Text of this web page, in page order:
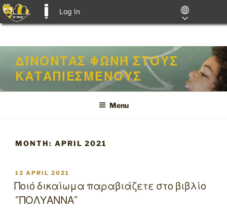
Log In
content
ΔΊΝΟΝΤΑΣ ΦΩΝΉ ΣΤΟΥΣ
ΚΑΤΑΠΙΕΣΜΈΝΟΥΣ
Menu
MONTH: APRIL 2021
POSTED
ON
12 APRIL 2021
Ποιό δικαίωμα παραβιάζετε στο βιβλίο
”ΠΟΛΥΑΝΝΑ”